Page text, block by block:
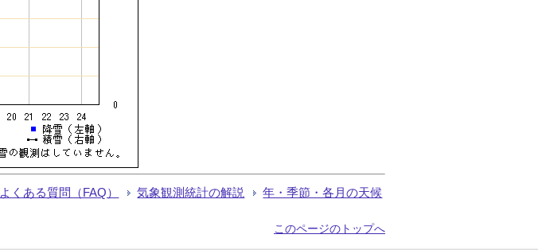
よくある質問（FAQ） 気象観測統計の解説 年・季節・各月の天候
このページのトップへ